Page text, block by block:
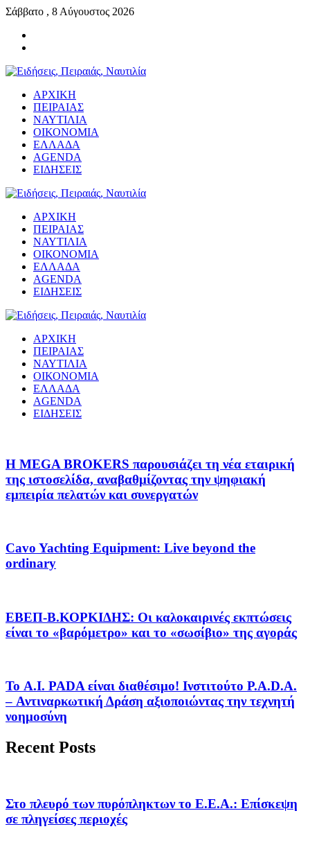
Σάββατο , 8 Αύγουστος 2026
ΑΡΧΙΚΗ
ΠΕΙΡΑΙΑΣ
ΝΑΥΤΙΛΙΑ
ΟΙΚΟΝΟΜΙΑ
ΕΛΛΑΔΑ
AGENDA
ΕΙΔΗΣΕΙΣ
ΑΡΧΙΚΗ
ΠΕΙΡΑΙΑΣ
ΝΑΥΤΙΛΙΑ
ΟΙΚΟΝΟΜΙΑ
ΕΛΛΑΔΑ
AGENDA
ΕΙΔΗΣΕΙΣ
ΑΡΧΙΚΗ
ΠΕΙΡΑΙΑΣ
ΝΑΥΤΙΛΙΑ
ΟΙΚΟΝΟΜΙΑ
ΕΛΛΑΔΑ
AGENDA
ΕΙΔΗΣΕΙΣ
Η MEGA BROKERS παρουσιάζει τη νέα εταιρική
της ιστοσελίδα, αναβαθμίζοντας την ψηφιακή
εμπειρία πελατών και συνεργατών
Cavo Yachting Equipment: Live beyond the
ordinary
EΒΕΠ-Β.ΚΟΡΚΙΔΗΣ: Οι καλοκαιρινές εκπτώσεις
είναι το «βαρόμετρο» και το «σωσίβιο» της αγοράς
Το A.I. PADA είναι διαθέσιμο! Ινστιτούτο P.A.D.A.
– Αντιναρκωτική Δράση αξιοποιώντας την τεχνητή
νοημοσύνη
Recent Posts
Στο πλευρό των πυρόπληκτων το Ε.Ε.Α.: Επίσκεψη
σε πληγείσες περιοχές